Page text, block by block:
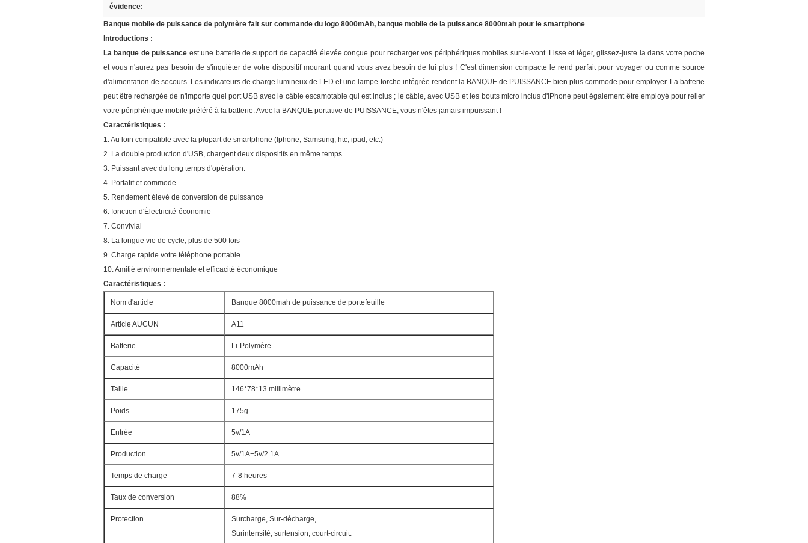
évidence:
Banque mobile de puissance de polymère fait sur commande du logo 8000mAh, banque mobile de la puissance 8000mah pour le smartphone
Introductions :
La banque de puissance est une batterie de support de capacité élevée conçue pour recharger vos périphériques mobiles sur-le-vont. Lisse et léger, glissez-juste la dans votre poche
et vous n'aurez pas besoin de s'inquiéter de votre dispositif mourant quand vous avez besoin de lui plus ! C'est dimension compacte le rend parfait pour voyager ou comme source
d'alimentation de secours. Les indicateurs de charge lumineux de LED et une lampe-torche intégrée rendent la BANQUE de PUISSANCE bien plus commode pour employer. La batterie
peut être rechargée de n'importe quel port USB avec le câble escamotable qui est inclus ; le câble, avec USB et les bouts micro inclus d'iPhone peut également être employé pour relier
votre périphérique mobile préféré à la batterie. Avec la BANQUE portative de PUISSANCE, vous n'êtes jamais impuissant !
Caractéristiques :
1. Au loin compatible avec la plupart de smartphone (Iphone, Samsung, htc, ipad, etc.)
2. La double production d'USB, chargent deux dispositifs en même temps.
3. Puissant avec du long temps d'opération.
4. Portatif et commode
5. Rendement élevé de conversion de puissance
6. fonction d'Électricité-économie
7. Convivial
8. La longue vie de cycle, plus de 500 fois
9. Charge rapide votre téléphone portable.
10. Amitié environnementale et efficacité économique
Caractéristiques :
Nom d'article Banque 8000mah de puissance de portefeuille
Article AUCUN A11
Batterie Li-Polymère
Capacité 8000mAh
Taille 146*78*13 millimètre
Poids 175g
Entrée 5v/1A
Production 5v/1A+5v/2.1A
Temps de charge 7-8 heures
Taux de conversion 88%
Protection
Surcharge, Sur-décharge,
Surintensité, surtension, court-circuit.